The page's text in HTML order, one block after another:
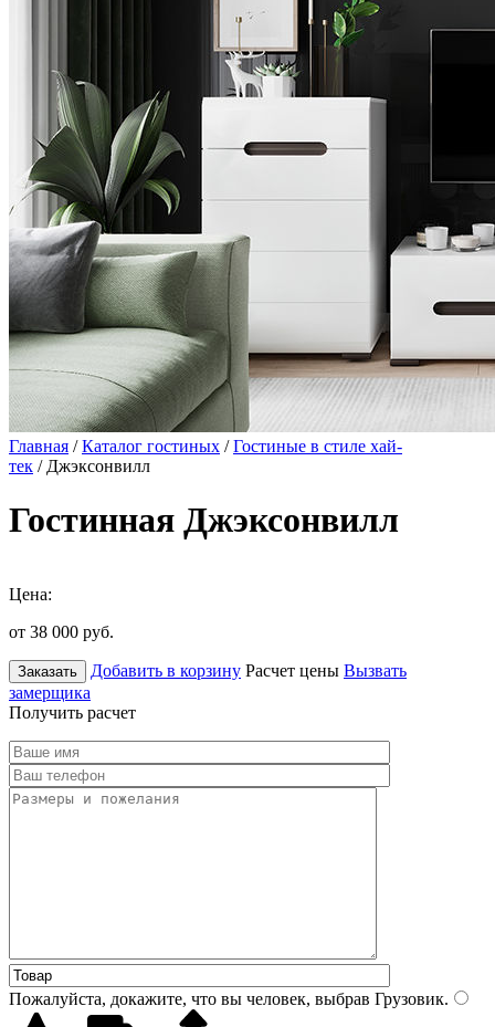
Главная /Каталог гостиных /Гостиные в стиле хай-
тек / Джэксонвилл
Гостинная Джэксонвилл
Цена:
от 38 000 руб.
Заказать Добавить в корзину Расчет цены Вызвать
замерщика
Получить расчет
Пожалуйста, докажите, что вы человек, выбрав Грузовик.